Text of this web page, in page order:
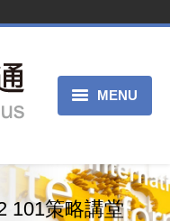
MENU
101策略講堂